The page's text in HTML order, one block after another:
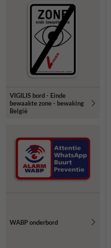
VIGILIS bord - Einde
bewaakte zone - bewaking
België
WABP onderbord